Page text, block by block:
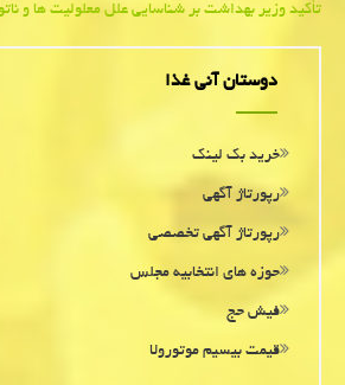
navigation
تأکید وزیر بهداشت بر شناسایی علل معلولیت ها و
دوستان آنی غذا
خرید بک لینک
رپورتاژ آگهی
رپورتاژ آگهی تخصصی
حوزه های انتخابیه مجلس
فیش حج
قیمت بیسیم موتورولا